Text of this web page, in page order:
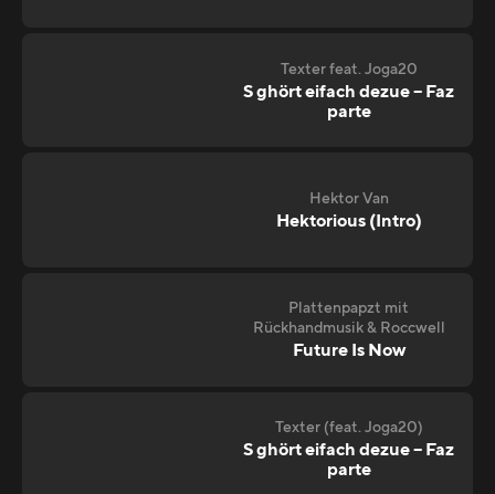
Texter feat. Joga20
S ghört eifach dezue – Faz
parte
Hektor Van
Hektorious (Intro)
Plattenpapzt mit
Rückhandmusik & Roccwell
Future Is Now
Texter (feat. Joga20)
S ghört eifach dezue – Faz
parte